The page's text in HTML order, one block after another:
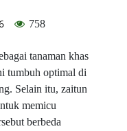
758
tanaman khas
tumbuh optimal di
Selain itu, zaitun
memicu
berbeda